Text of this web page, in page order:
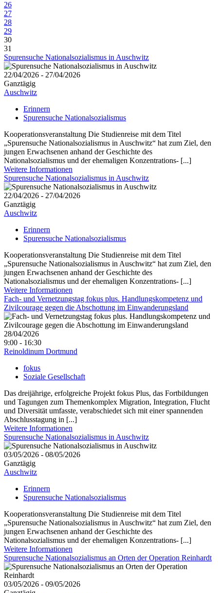
26
27
28
29
30
31
Spurensuche Nationalsozialismus in Auschwitz
22/04/2026 - 27/04/2026
Ganztägig
Auschwitz
Erinnern
Spurensuche Nationalsozialismus
Kooperationsveranstaltung Die Studienreise mit dem Titel
„Spurensuche Nationalsozialismus in Auschwitz“ hat zum Ziel, den
jungen Erwachsenen anhand der Geschichte des
Nationalsozialismus und der ehemaligen Konzentrations- [...]
Weitere Informationen
Spurensuche Nationalsozialismus in Auschwitz
22/04/2026 - 27/04/2026
Ganztägig
Auschwitz
Erinnern
Spurensuche Nationalsozialismus
Kooperationsveranstaltung Die Studienreise mit dem Titel
„Spurensuche Nationalsozialismus in Auschwitz“ hat zum Ziel, den
jungen Erwachsenen anhand der Geschichte des
Nationalsozialismus und der ehemaligen Konzentrations- [...]
Weitere Informationen
Fach- und Vernetzungstag fokus plus. Handlungskompetenz und
Zivilcourage gegen die Abschottung im Einwanderungsland
28/04/2026
9:00 - 16:30
Reinoldinum Dortmund
fokus
Soziale Gesellschaft
Das dreijährige, erfolgreiche Projekt fokus Plus, das Fortbildungen
und Tagungen zum Themenkomplex Migration, Integration, Flucht
und Diversität umfasste, verabschiedet sich mit einer spannenden
Abschlusstagung in [...]
Weitere Informationen
Spurensuche Nationalsozialismus in Auschwitz
03/05/2026 - 08/05/2026
Ganztägig
Auschwitz
Erinnern
Spurensuche Nationalsozialismus
Kooperationsveranstaltung Die Studienreise mit dem Titel
„Spurensuche Nationalsozialismus in Auschwitz“ hat zum Ziel, den
jungen Erwachsenen anhand der Geschichte des
Nationalsozialismus und der ehemaligen Konzentrations- [...]
Weitere Informationen
Spurensuche Nationalsozialismus an Orten der Operation Reinhardt
03/05/2026 - 09/05/2026